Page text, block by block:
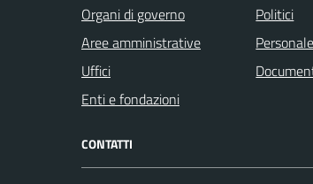
Organi di governo
Aree amministrative
Uffici
Enti e fondazioni
Politici
CONTATTI